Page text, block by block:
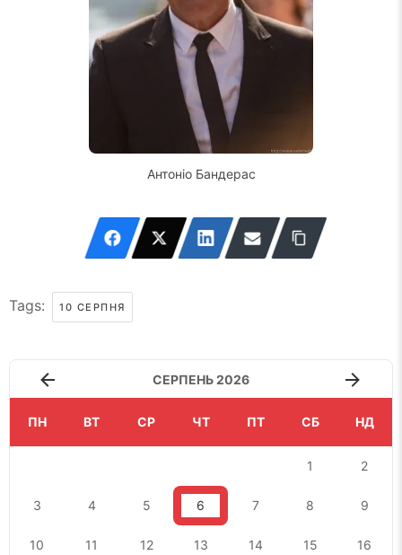
Антоніо Бандерас
Tags: 10 СЕРПНЯ
СЕРПЕНЬ 2026
ПН ВТ СР ЧТ ПТ СБ НД
1 2
3 4 5 6 7 8 9
10 11 12 13 14 15 16